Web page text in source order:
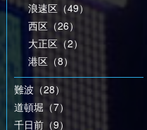
浪速区（49）
西区（26）
大正区（2）
港区（8）
難波（28）
道頓堀（7）
千日前（9）